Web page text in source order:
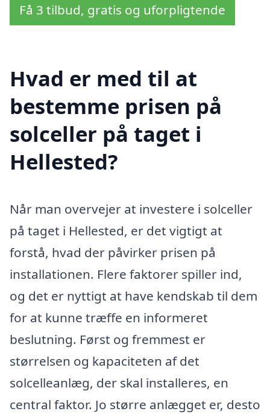
Få 3 tilbud, gratis og uforpligtende
Hvad er med til at
bestemme prisen på
solceller på taget i
Hellested?
Når man overvejer at investere i solceller
på taget i Hellested, er det vigtigt at
forstå, hvad der påvirker prisen på
installationen. Flere faktorer spiller ind,
og det er nyttigt at have kendskab til dem
for at kunne træffe en informeret
beslutning. Først og fremmest er
størrelsen og kapaciteten af det
solcelleanlæg, der skal installeres, en
central faktor. Jo større anlægget er, desto